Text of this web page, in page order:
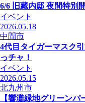
6/6 旧藏内邸 夜間特別
イベント
2026.05.18
中間市
4代目タイガーマスク
っチャ！
イベント
2026.05.15
北九州市
【響灘緑地グリーン